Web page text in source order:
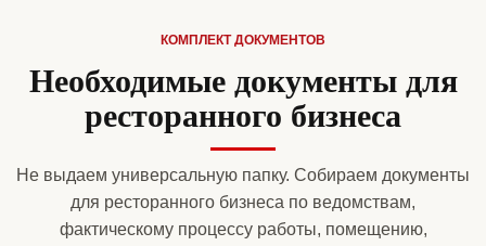
КОМПЛЕКТ ДОКУМЕНТОВ
Необходимые документы для
ресторанного бизнеса
Не выдаем универсальную папку. Собираем документы
для ресторанного бизнеса по ведомствам,
фактическому процессу работы, помещению,